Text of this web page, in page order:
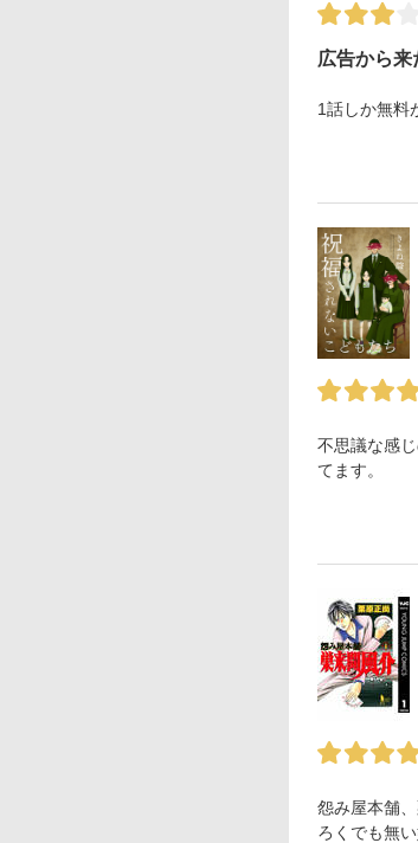
広告から来
1話しか無料
不思議な感
てます。
怨み屋本舗
ろくでも無